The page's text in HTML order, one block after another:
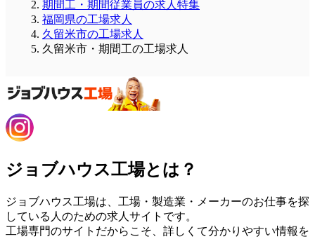
期間工・期間従業員の求人特集
福岡県の工場求人
久留米市の工場求人
久留米市・期間工の工場求人
ジョブハウス工場とは？
ジョブハウス工場は、工場・製造業・メーカーのお仕事を探
している人のための求人サイトです。
工場専門のサイトだからこそ、詳しくて分かりやすい情報を